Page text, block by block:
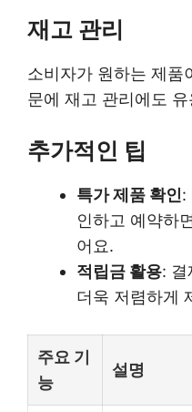
재고 관리
소비자가 원하는 제품
문에 재고 관리에도
추가적인 팁
특가 제품 확인:
인하고 예약하
어요.
적립금 활용: 결
더욱 저렴하게
주요 기
능
설명